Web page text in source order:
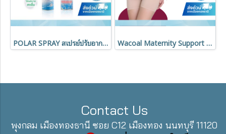
POLAR SPRAY สเปรย์ปรับอากาศ Activ Polar กลิ่นยูคาลิปตัส 280 ml Wacoal Maternity Support Belt แผ่นพยุงครรภ์ บรรเทาปวดหลัง รุ่น WM2933
Contact Us
พุงกลม เมืองทองธานี ซอย C12 เมืองทอง นนทบุรี 11120